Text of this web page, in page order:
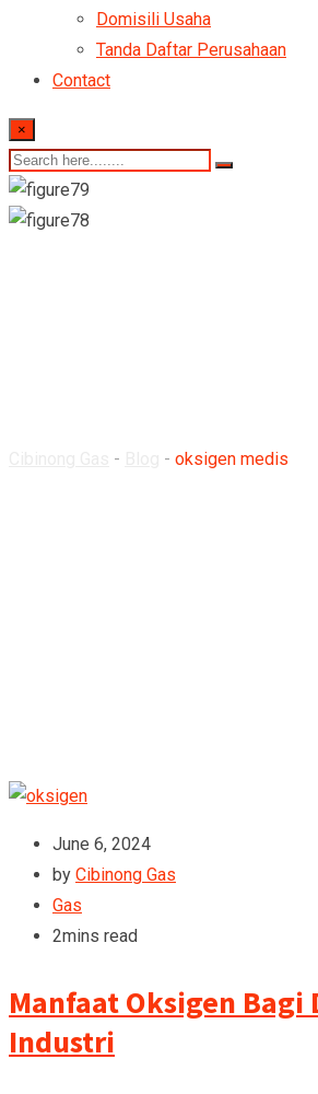
Domisili Usaha
Tanda Daftar Perusahaan
Contact
×
- - oksigen medis
June 6, 2024
by Cibinong Gas
Gas
2mins read
Manfaat Oksigen Bagi
Industri